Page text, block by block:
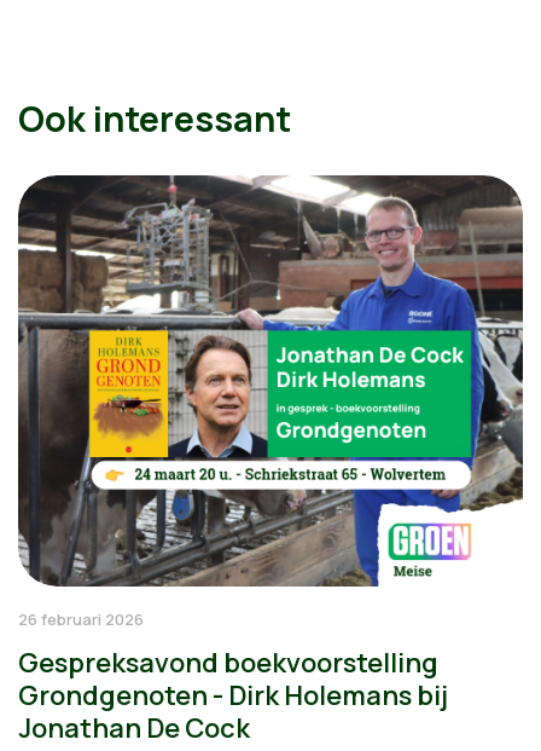
Ook interessant
26 februari 2026
Gespreksavond boekvoorstelling
Grondgenoten - Dirk Holemans bij
Jonathan De Cock